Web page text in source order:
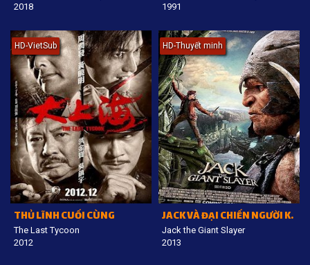
2018
1991
HD-VietSub
THỦ LĨNH CUỐI CÙNG
The Last Tycoon
2012
HD-Thuyết minh
JACK VÀ ĐẠI CHIẾN NGƯỜI KHỔNG LỒ
Jack the Giant Slayer
2013